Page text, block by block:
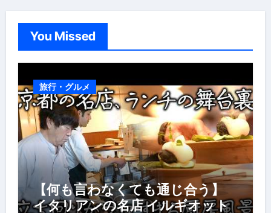
You Missed
旅行・グルメ
【何も言わなくても通じ合う】
イタリアンの名店 イルギオット